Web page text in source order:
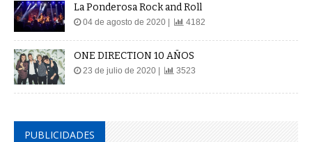
La Ponderosa Rock and Roll
04 de agosto de 2020 | 4182
ONE DIRECTION 10 AÑOS
23 de julio de 2020 | 3523
PUBLICIDADES